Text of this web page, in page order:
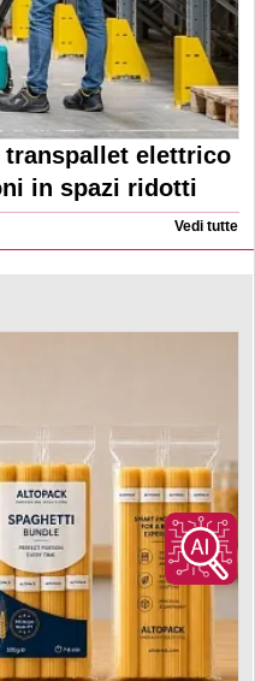
elettrico
in spazi ridotti
Vedi tutte